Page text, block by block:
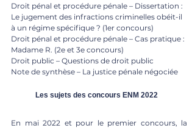
Droit pénal et procédure pénale – Dissertation :
Le jugement des infractions criminelles obéit-il
à un régime spécifique ? (1er concours)
Droit pénal et procédure pénale – Cas pratique :
Madame R. (2e et 3e concours)
Droit public – Questions de droit public
Note de synthèse – La justice pénale négociée
	Les sujets des concours ENM 2022
En mai 2022 et pour le premier concours, la